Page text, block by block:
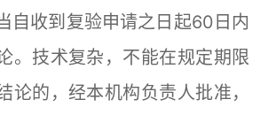
自收到复验申请之日起60日内
。技术复杂，不能在规定期限
论的，经本机构负责人批准，